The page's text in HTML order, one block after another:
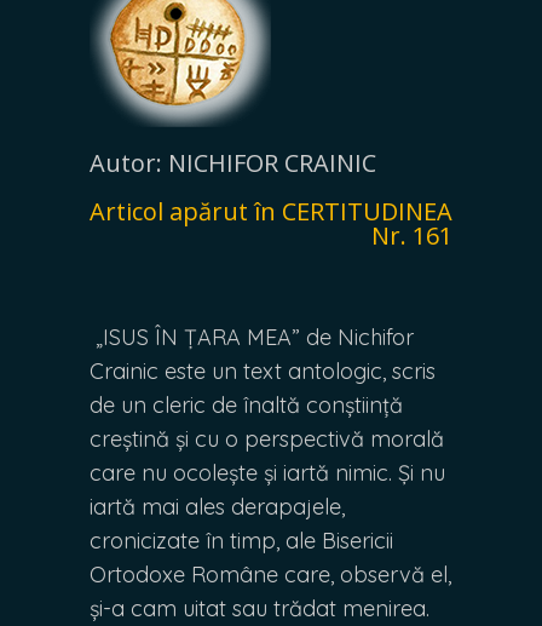
Autor: NICHIFOR CRAINIC
Articol apărut în CERTITUDINEA
Nr. 161
„ISUS ÎN ȚARA MEA” de Nichifor
Crainic este un text antologic, scris
de un cleric de înaltă conștiință
creștină și cu o perspectivă morală
care nu ocolește și iartă nimic. Și nu
iartă mai ales derapajele,
cronicizate în timp, ale Bisericii
Ortodoxe Române care, observă el,
și-a cam uitat sau trădat menirea.